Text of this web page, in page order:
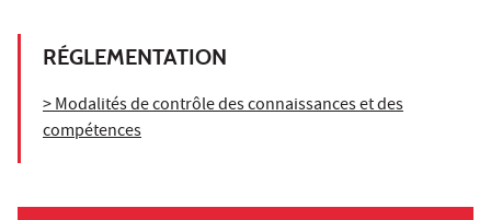
RÉGLEMENTATION
> Modalités de contrôle des connaissances et des
compétences